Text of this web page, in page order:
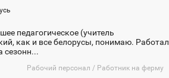
педагогическое (учитель
как и все белорусы, понимаю. Работал
сезонн...
Рабочий персонал / Работник на ферму